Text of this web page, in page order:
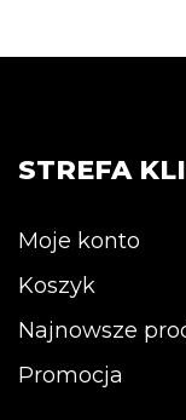
STREFA
Moje konto
Koszyk
Najnowsze
Promocja